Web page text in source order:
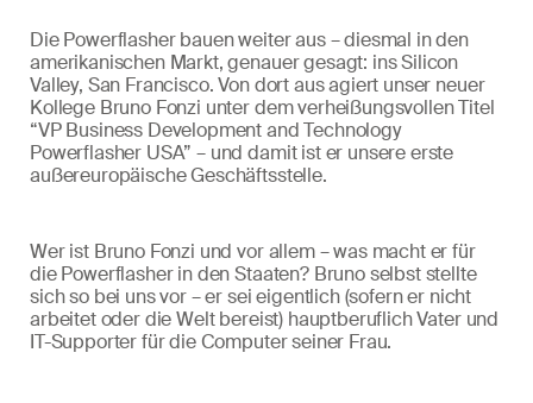
Die Powerflasher bauen weiter aus – diesmal in den
amerikanischen Markt, genauer gesagt: insSilicon
Valley, San Francisco. Von dort aus agiert unser neuer
Kollege Bruno Fonzi unter dem verheißungsvollen Titel
“VP Business Development and Technology
Powerflasher USA” – und damit ist er unsere erste
außereuropäische Geschäftsstelle.
Wer ist Bruno Fonzi und vor allem – was macht er für
die Powerflasher in den Staaten? Bruno selbst stellte
sich so bei uns vor – er sei eigentlich (sofern er nicht
arbeitet oder die Welt bereist) hauptberuflich Vater und
IT-Supporter für die Computer seiner Frau.